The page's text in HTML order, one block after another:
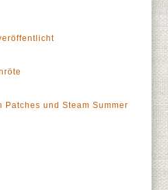
und Steam Summer